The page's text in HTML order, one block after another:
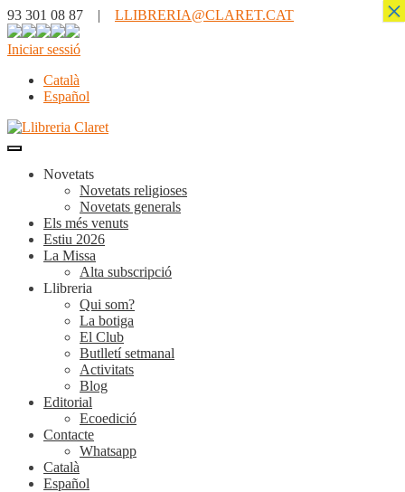
93 301 08 87 | LLIBRERIA@CLARET.CAT
Iniciar sessió
Català
Español
Novetats
Novetats religioses
Novetats generals
Els més venuts
Estiu 2026
La Missa
Alta subscripció
Llibreria
Qui som?
La botiga
El Club
Butlletí setmanal
Activitats
Blog
Editorial
Ecoedició
Contacte
Whatsapp
Català
Español
×